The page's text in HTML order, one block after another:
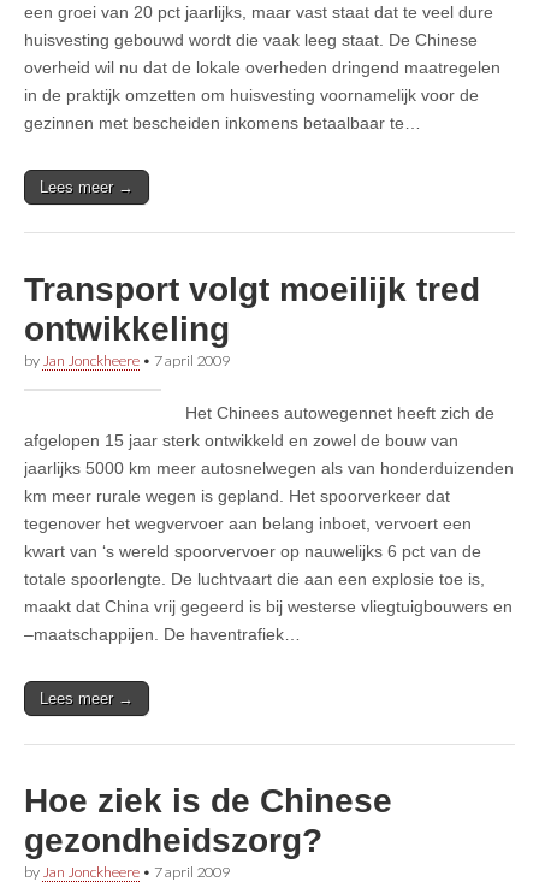
een groei van 20 pct jaarlijks, maar vast staat dat te veel dure
huisvesting gebouwd wordt die vaak leeg staat. De Chinese
overheid wil nu dat de lokale overheden dringend maatregelen
in de praktijk omzetten om huisvesting voornamelijk voor de
gezinnen met bescheiden inkomens betaalbaar te…
Lees meer →
Transport volgt moeilijk tred
ontwikkeling
by Jan Jonckheere • 7 april 2009
Het Chinees autowegennet heeft zich de
afgelopen 15 jaar sterk ontwikkeld en zowel de bouw van
jaarlijks 5000 km meer autosnelwegen als van honderduizenden
km meer rurale wegen is gepland. Het spoorverkeer dat
tegenover het wegvervoer aan belang inboet, vervoert een
kwart van ‘s wereld spoorvervoer op nauwelijks 6 pct van de
totale spoorlengte. De luchtvaart die aan een explosie toe is,
maakt dat China vrij gegeerd is bij westerse vliegtuigbouwers en
–maatschappijen. De haventrafiek…
Lees meer →
Hoe ziek is de Chinese
gezondheidszorg?
by Jan Jonckheere • 7 april 2009